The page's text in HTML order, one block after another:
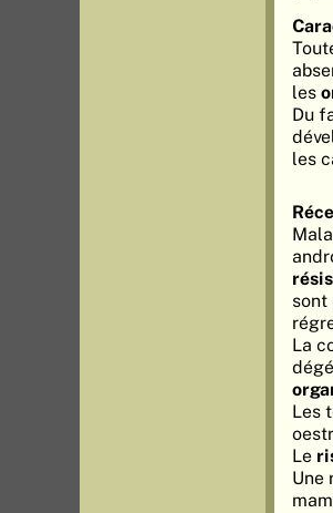
les
Du
les
sont
La
Les
Le
Une